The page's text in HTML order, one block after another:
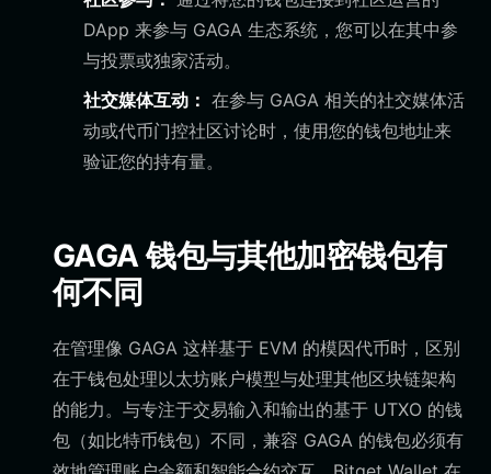
DApp 来参与 GAGA 生态系统，您可以在其中参
与投票或独家活动。
社交媒体互动： 在参与 GAGA 相关的社交媒体活
动或代币门控社区讨论时，使用您的钱包地址来
验证您的持有量。
GAGA 钱包与其他加密钱包有
何不同
在管理像 GAGA 这样基于 EVM 的模因代币时，区别
在于钱包处理以太坊账户模型与处理其他区块链架构
的能力。与专注于交易输入和输出的基于 UTXO 的钱
包（如比特币钱包）不同，兼容 GAGA 的钱包必须有